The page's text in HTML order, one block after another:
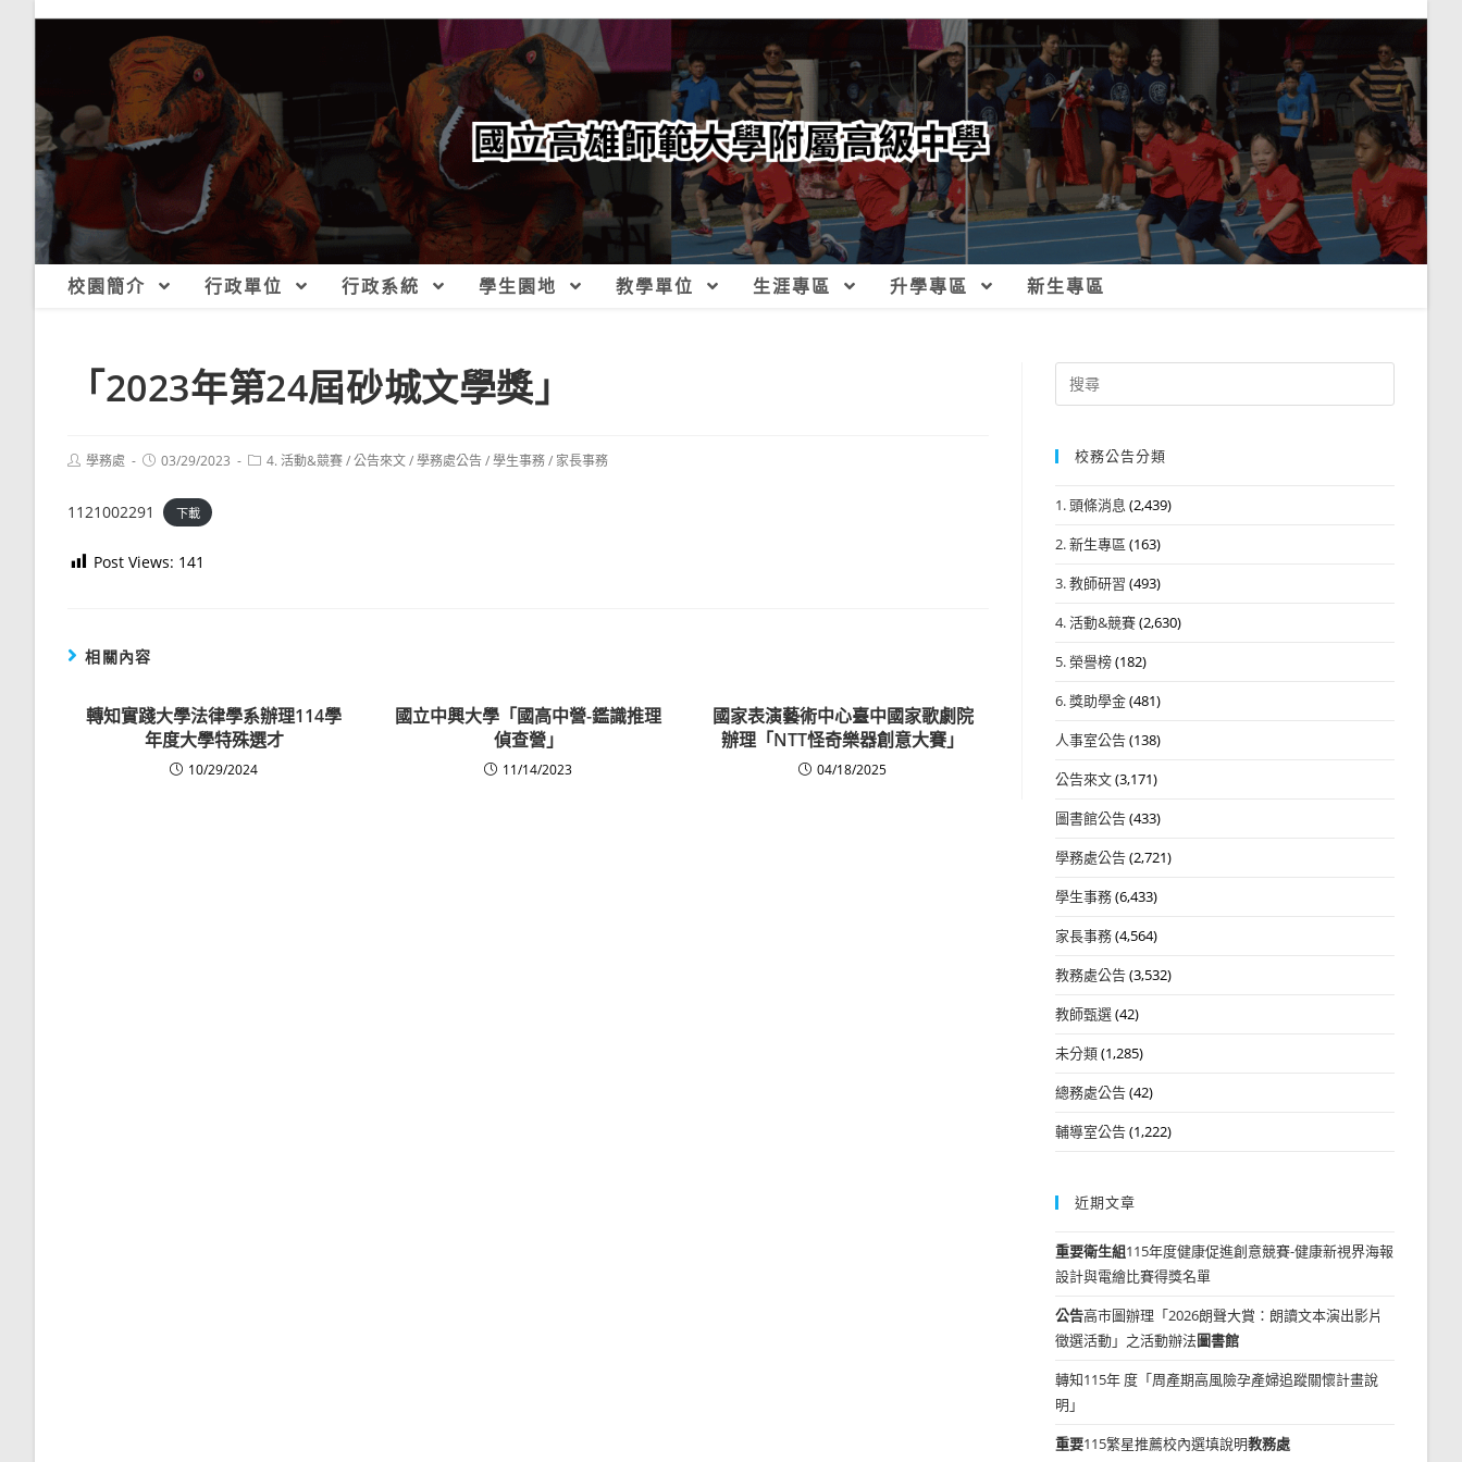
校園簡介 行政單位 行政系統 學生園地 教學單位 生涯專區 升學專區 新生專區
「2023年第24屆砂城文學獎」
Post學務處
Post03/29/2023
Post4. 活動&競賽/公告來文/學務處公告/學生事務/ 家長事務
1121002291 下載
Post Views: 141
相關內容
轉知實踐大學法律學系辦理114學
年度大學特殊選才
10/29/2024
國立中興大學「國高中營-鑑識推理
偵查營」
11/14/2023
國家表演藝術中心臺中國家歌劇院
辦理「NTT怪奇樂器創意大賽」
04/18/2025
Search
for:
校務公告分類
1. 頭條消息 (2,439)
2. 新生專區 (163)
3. 教師研習 (493)
4. 活動&競賽(2,630)
5. 榮譽榜(182)
6. 獎助學金(481)
人事室公告(138)
公告來文(3,171)
圖書館公告(433)
學務處公告(2,721)
學生事務(6,433)
家長事務(4,564)
教務處公告(3,532)
教師甄選(42)
未分類(1,285)
總務處公告(42)
輔導室公告(1,222)
近期文章
重要衛生組115年度健康促進創意競賽-健康新視界海報
設計與電繪比賽得獎名單
公告高市圖辦理「2026朗聲大賞：朗讀文本演出影片
徵選活動」之活動辦法圖書館
轉知115年 度「周產期高風險孕產婦追蹤關懷計畫說
明」
重要115繁星推薦校內選填說明教務處